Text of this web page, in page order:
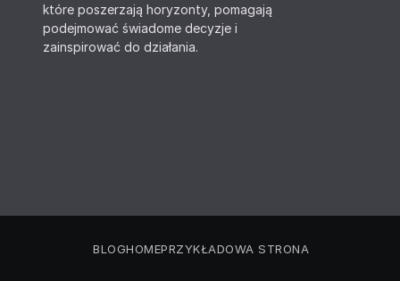
które poszerzają horyzonty, pomagają
podejmować świadome decyzje i
zainspirować do działania.
BLOGHOMEPRZYKŁADOWA STRONA